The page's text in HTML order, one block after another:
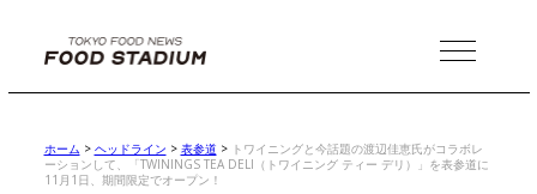
MENU
ホーム > ヘッドライン > 表参道 > トワイニングと今話題の渡辺佳恵氏がコラボレ
ーションして、「TWININGS TEA DELI（トワイニング ティー デリ）」を表参道に
11月1日、期間限定でオープン！